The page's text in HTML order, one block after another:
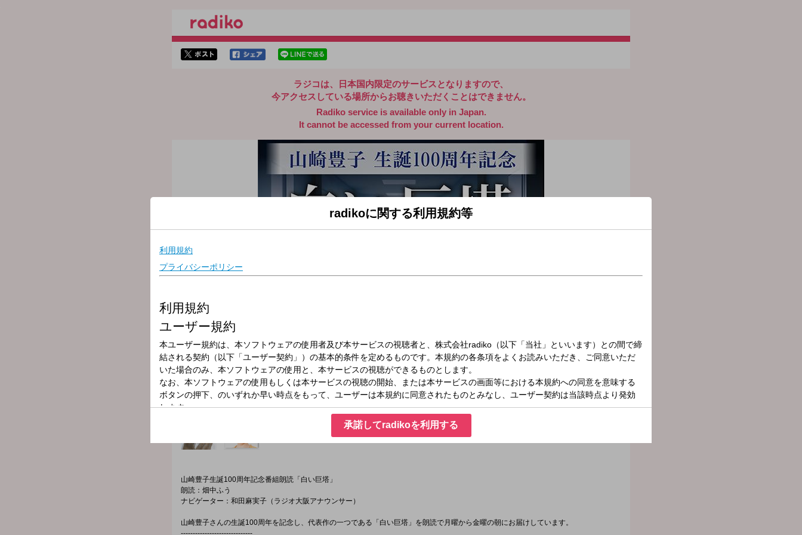
ラジコは、日本国内限定のサービスとなりますので、
今アクセスしている場所からお聴きいただくことはできません。
Radiko service is available only in Japan.
It cannot be accessed from your current location.
放送時間
2025年11月27日（木）06:45～07:00
番組名
山崎豊子生誕100 周年記念番組 朗読「白い巨塔」
山崎豊子生誕100周年記念番組朗読「白い巨塔」
朗読：畑中ふう
ナビゲーター：和田麻実子（ラジオ大阪アナウンサー）
山崎豊子さんの生誕100周年を記念し、代表作の一つである「白い巨塔」を朗読で月曜から金曜の朝にお届けしています。
------------------------------
radikoに関する利用規約等
承諾してradikoを利用する